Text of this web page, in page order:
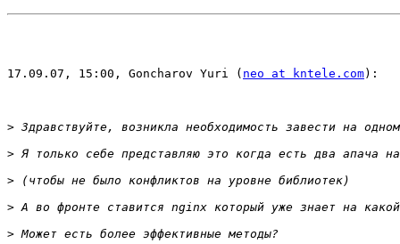
17.09.07, 15:00, Goncharov Yuri ( neo at kntele.com):
>
>
>
>
>